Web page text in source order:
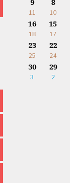
8
10
9
11
15
17
16
18
22
24
23
25
29
2
30
3